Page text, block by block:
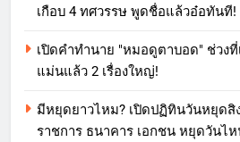
เกือบ 4 ทศวรรษ พูดชื่อแล้วอ๋อทันที!
เปิดคำทำนาย "หมอดูตาบอด" ช่วงที่
แม่นแล้ว 2 เรื่องใหญ่!
มีหยุดยาวไหม? เปิดปฏิทินวันหยุดสิ
ราชการ ธนาคาร เอกชน หยุดวันไห